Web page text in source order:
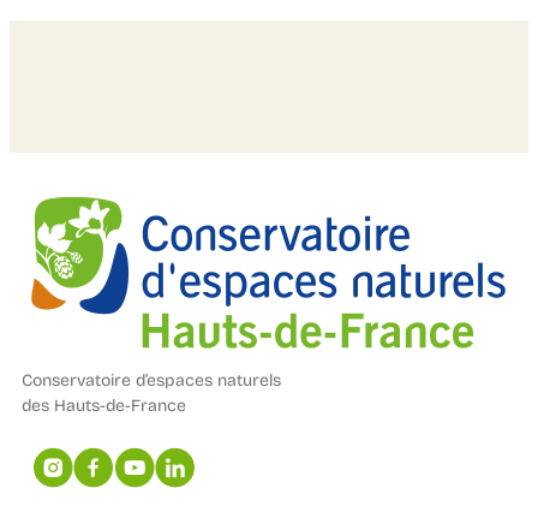
Conservatoire d’espaces naturels
des Hauts-de-France